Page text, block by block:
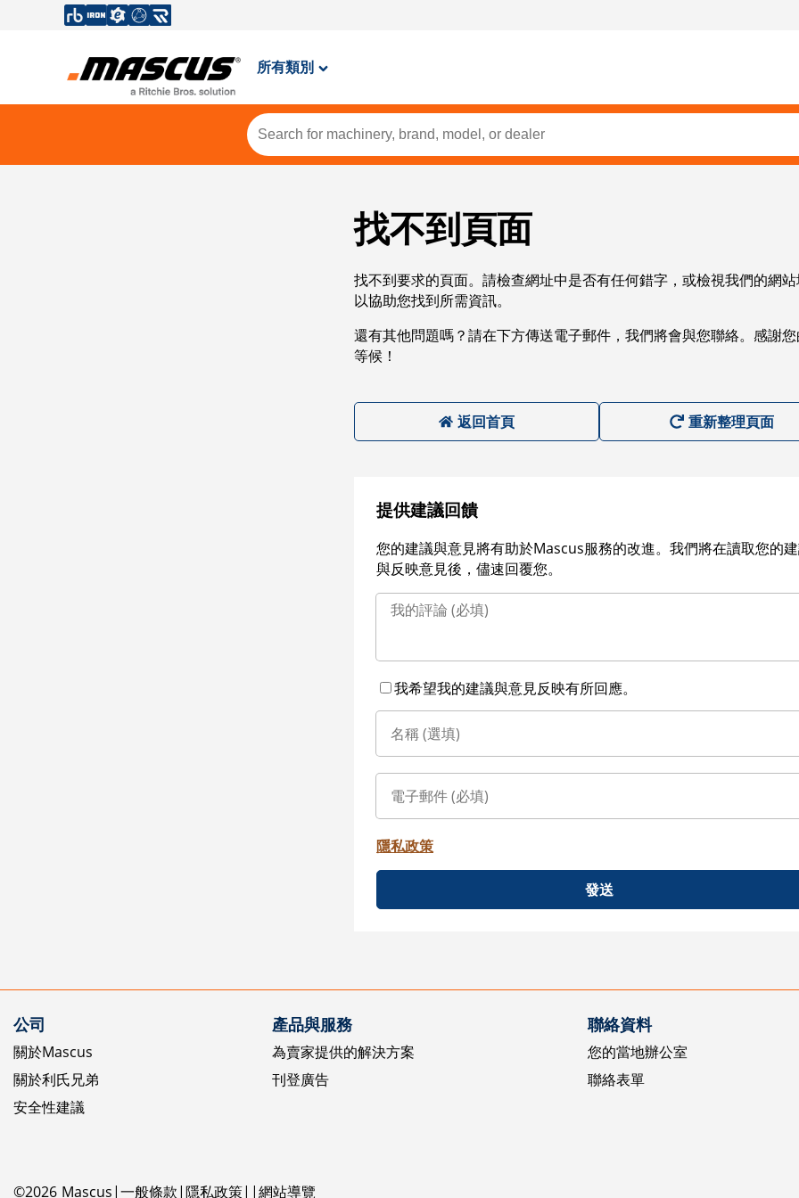
所有類別
找不到頁面
找不到要求的頁面。請檢查網址中是否有任何錯字，或檢視我們的網
以協助您找到所需資訊。
還有其他問題嗎？請在下方傳送電子郵件，我們將會與您聯絡。感謝
等候！
返回首頁 重新整理頁面
提供建議回饋
您的建議與意見將有助於Mascus服務的改進。我們將在讀取您的
與反映意見後，儘速回覆您。
我希望我的建議與意見反映有所回應。
隱私政策
發送
公司
關於Mascus
關於利氏兄弟
安全性建議
產品與服務
為賣家提供的解決方案
刊登廣告
聯絡資料
您的當地辦公室
聯絡表單
©2026 Mascus 一般條款 隱私政策 網站導覽